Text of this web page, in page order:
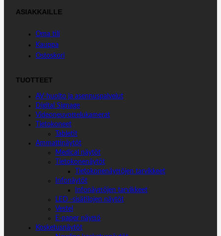
ASIAKKAILLE
Oma tili
Kauppa
Ostoskori
TUOTTEET
AV-huolto ja asennuspalvelut
Digital Signage
Videoneuvottelukamerat
Tietokoneet
Tabletit
Ammattinäytöt
Medical näytöt
Tietokonenäytöt
Tietokonenäyttöjen tarvikkeet
Infonäytöt
Infonäyttöjen tarvikkeet
LED -sisätilojen näytöt
Vestel
E-paper näyttö
Kosketusnäytöt